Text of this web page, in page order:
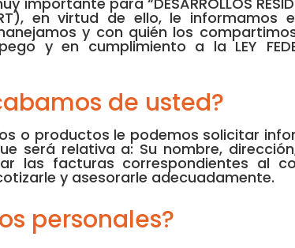
en virtud de ello, le
y con quién los
y en cumplimiento a la LEY
de usted?
o productos le podemos solicitar
será relativa a: Su nombre,
las facturas correspondientes al
y asesorarle adecuadamente.
personales?